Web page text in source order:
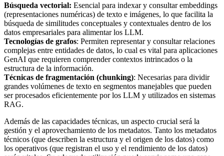
Búsqueda vectorial: Esencial para indexar y consultar embeddings
(representaciones numéricas) de texto e imágenes, lo que facilita la
búsqueda de similitudes conceptuales y contextuales dentro de los
datos empresariales para alimentar los LLM.
Tecnologías de grafos: Permiten representar y consultar relaciones
complejas entre entidades de datos, lo cual es vital para aplicaciones
GenAI que requieren comprender contextos intrincados o la
estructura de la información.
Técnicas de fragmentación (chunking): Necesarias para dividir
grandes volúmenes de texto en segmentos manejables que pueden
ser procesados eficientemente por los LLM y utilizados en sistemas
RAG.
Además de las capacidades técnicas, un aspecto crucial será la
gestión y el aprovechamiento de los metadatos. Tanto los metadatos
técnicos (que describen la estructura y el origen de los datos) como
los operativos (que registran el uso y el rendimiento de los datos)